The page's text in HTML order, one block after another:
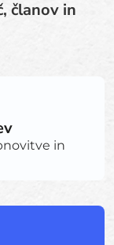
članov in
in